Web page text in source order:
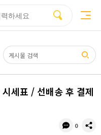
세표 / 선배송 후 결제
댓
0
공